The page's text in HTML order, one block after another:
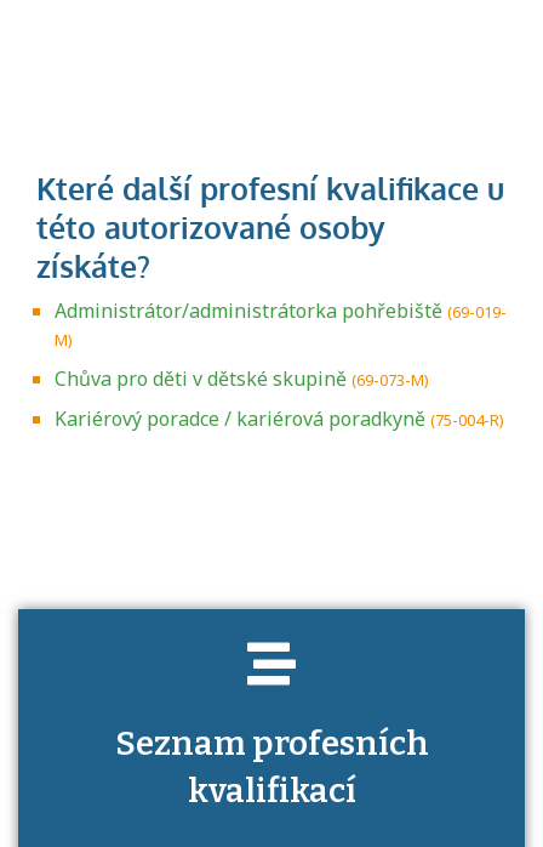
Administrátor/administrátorka pohřebiště (69-019-
M)
Chůva pro děti v dětské skupině (69-073-M)
Kariérový poradce / kariérová poradkyně (75-004-R)
Seznam profesních
kvalifikací
Projděte si seznam profesních kvalifikací.